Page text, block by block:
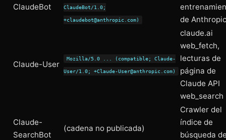
ClaudeBot ClaudeBot/1.0;
+claudebot@anthropic.com)
de Anthropic
Claude-User
Mozilla/5.0 ... (compatible; Claude-
User/1.0; +Claude-User@anthropic.com)
claude.ai
web_fetch,
lecturas de
página de
Claude API
web_search
Claude-
SearchBot
(cadena no publicada)
Crawler del
índice de
búsqueda